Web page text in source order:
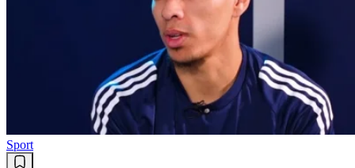
Sport